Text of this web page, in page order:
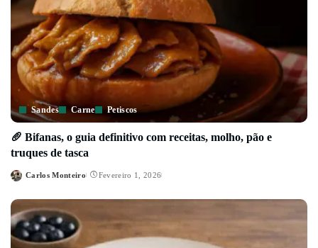
Sandes Carne Petiscos
🥖 Bifanas, o guia definitivo com receitas, molho, pão e
truques de tasca
Posted
Carlos Monteiro Fevereiro 1, 2026